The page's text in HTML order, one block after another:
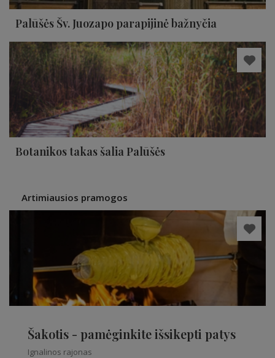
Palūšės Šv. Juozapo parapijinė bažnyčia
Botanikos takas šalia Palūšės
Artimiausios pramogos
Šakotis - pamėginkite išsikepti patys
Ignalinos rajonas